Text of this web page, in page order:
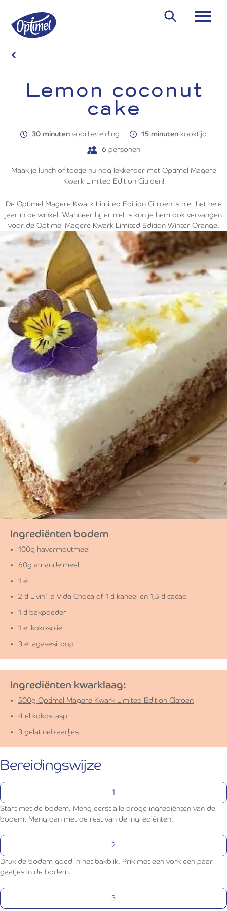
naar
gaan
Zoeken
Lemon coconut
cake
30 minuten voorbereiding 15 minutenkooktijd
6 personen
Maak je lunch of toetje nu nog lekkerder met Optimel Magere
Kwark Limited Edition Citroen!
De Optimel Magere Kwark Limited Edition Citroen is niet het hele
jaar in de winkel. Wanneer hij er niet is kun je hem ook vervangen
voor de Optimel Magere Kwark Limited Edition Winter Orange.
Ingrediënten bodem
100g havermoutmeel
60g amandelmeel
1 ei
2 tl Livin' la Vida Choca of 1 tl kaneel en 1,5 tl cacao
1 tl bakpoeder
1 el kokosolie
3 el agavesiroop
Ingrediënten kwarklaag:
500g Optimel Magere Kwark Limited Edition Citroen
4 el kokosrasp
3 gelatineblaadjes
Bereidingswijze
Start met de bodem. Meng eerst alle droge ingrediënten van de
bodem. Meng dan met de rest van de ingrediënten.
Druk de bodem goed in het bakblik. Prik met een vork een paar
gaatjes in de bodem.